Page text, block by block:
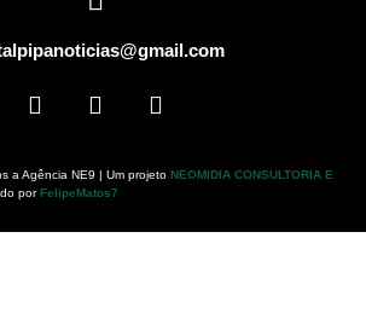
a Agência NE9 | Um projeto NEOMIDIA CONSULTORIA E
porFelipeMatos7